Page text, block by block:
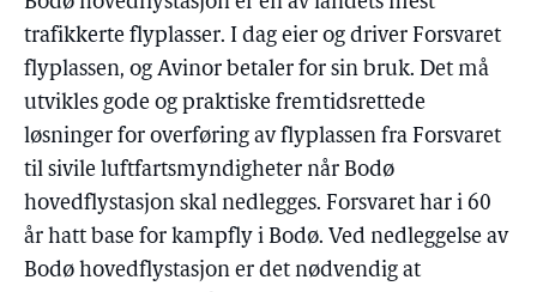
trafikkerte flyplasser. I dag eier og driver Forsvaret
flyplassen, og Avinor betaler for sin bruk. Det må
utvikles gode og praktiske fremtidsrettede
løsninger for overføring av flyplassen fra Forsvaret
til sivile luftfartsmyndigheter når Bodø
hovedflystasjon skal nedlegges. Forsvaret har i 60
år hatt base for kampfly i Bodø. Ved nedleggelse av
Bodø hovedflystasjon er det nødvendig at